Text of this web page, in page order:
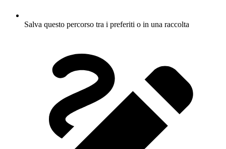
Salva questo percorso tra i preferiti o in una raccolta